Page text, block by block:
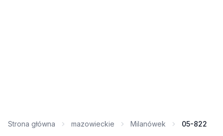
Strona główna mazowieckie Milanówek 05-822